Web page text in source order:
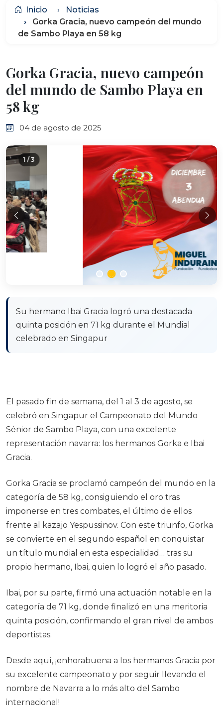
Inicio
Noticias
Gorka Gracia, nuevo campeón del mundo
de Sambo Playa en 58 kg
Gorka Gracia, nuevo campeón
del mundo de Sambo Playa en
58 kg
04 de agosto de 2025
2 / 3
Anterior
Su hermano Ibai Gracia logró una destacada
quinta posición en 71 kg durante el Mundial
celebrado en Singapur
El pasado fin de semana, del 1 al 3 de agosto, se
celebró en Singapur el Campeonato del Mundo
Sénior de Sambo Playa, con una excelente
representación navarra: los hermanos Gorka e Ibai
Gracia.
Gorka Gracia se proclamó campeón del mundo en la
categoría de 58 kg, consiguiendo el oro tras
imponerse en tres combates, el último de ellos
frente al kazajo Yespussinov. Con este triunfo, Gorka
se convierte en el segundo español en conquistar
un título mundial en esta especialidad… tras su
propio hermano, Ibai, quien lo logró el año pasado.
Ibai, por su parte, firmó una actuación notable en la
categoría de 71 kg, donde finalizó en una meritoria
quinta posición, confirmando el gran nivel de ambos
deportistas.
Desde aquí, ¡enhorabuena a los hermanos Gracia por
su excelente campeonato y por seguir llevando el
nombre de Navarra a lo más alto del Sambo
internacional!